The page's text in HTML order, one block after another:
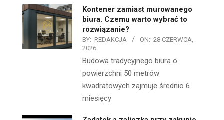
Kontener zamiast murowanego
biura. Czemu warto wybrać to
rozwiązanie?
BY: REDAKCJA ON: 28 CZERWCA,
2026
Budowa tradycyjnego biura o
powierzchni 50 metrów
kwadratowych zajmuje średnio 6
miesięcy